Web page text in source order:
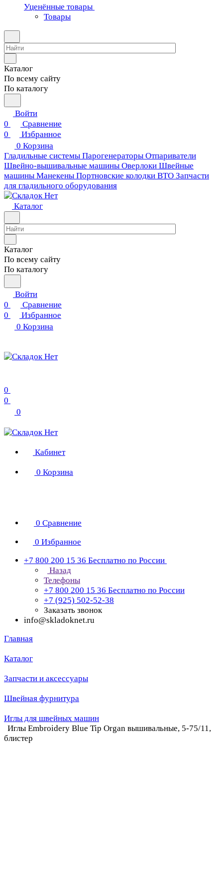
Уценённые товары
Товары
Каталог
По всему сайту
По каталогу
Войти
0
Сравнение
0
Избранное
0 Корзина
Гладильные системы Парогенераторы Отпариватели
Швейно-вышивальные машины Оверлоки Швейные
машины Манекены Портновские колодки ВТО Запчасти
для гладильного оборудования
Каталог
Каталог
По всему сайту
По каталогу
Войти
0
Сравнение
0
Избранное
0 Корзина
0
0
0
Кабинет
0 Корзина
0 Сравнение
0 Избранное
+7 800 200 15 36 Бесплатно по России
Назад
Телефоны
+7 800 200 15 36 Бесплатно по России
+7 (925) 502-52-38
Заказать звонок
info@skladoknet.ru
Главная
Каталог
Запчасти и аксессуары
Швейная фурнитура
Иглы для швейных машин
Иглы Embroidery Blue Tip Organ вышивальные, 5-75/11,
блистер